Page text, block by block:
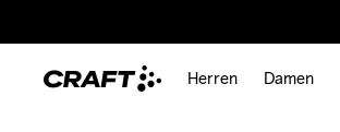
Herren Damen